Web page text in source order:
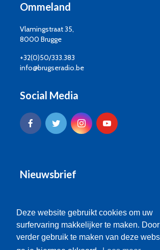
Deze website gebruikt cookies om uw
surfervaring makkelijker te maken. Door
verder gebruik te maken van deze
Ommeland
Vlamingstraat 35,
8000 Brugge
+32(0)50/333.383
info@brugseradio.be
Social Media
Nieuwsbrief